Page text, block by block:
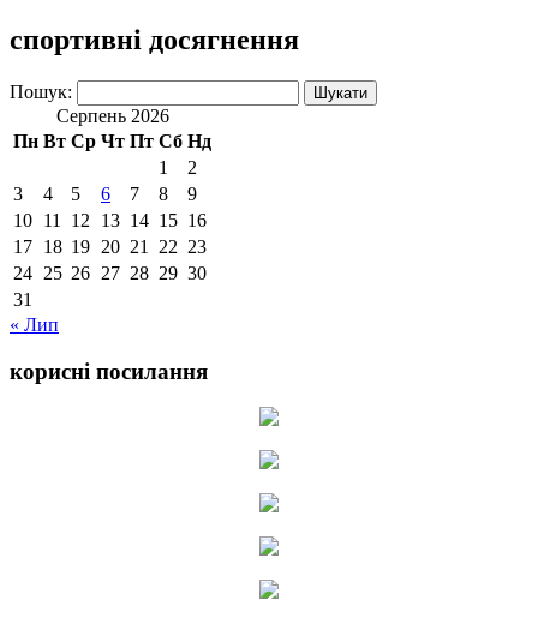
спортивні досягнення
Пошук:
Серпень 2026
Пн Вт Ср Чт Пт Сб Нд
1
2
3
4 5 6 7 8
9
10 11 12 13 14 15 16
17 18 19 20 21 22 23
24 25 26 27 28 29 30
31
« Лип
корисні посилання